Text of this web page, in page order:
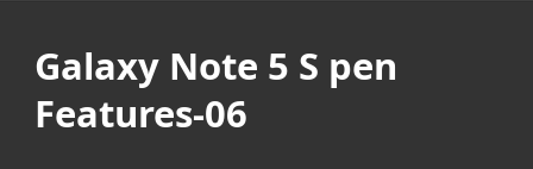
Galaxy Note 5 S pen
Features-06